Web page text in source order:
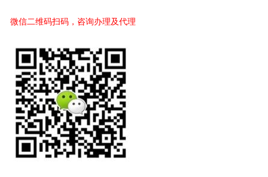
微信二维码扫码，咨询办理及代理